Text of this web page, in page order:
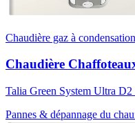
Chaudière gaz à
Chaudière
Talia Green System Ultra D2
Pannes & dépannage du